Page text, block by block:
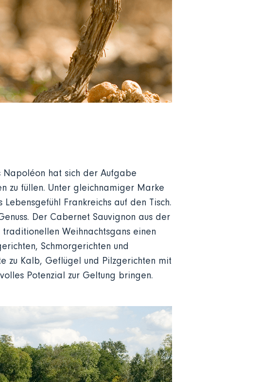
Napoléon hat sich der Aufgabe
zu füllen. Unter gleichnamiger Marke
Frankreichs auf den Tisch.
Der Cabernet Sauvignon aus der
Weihnachtsgans einen
Schmorgerichten und
zu Kalb, Geflügel und Pilzgerichten mit
Potenzial zur Geltung bringen.